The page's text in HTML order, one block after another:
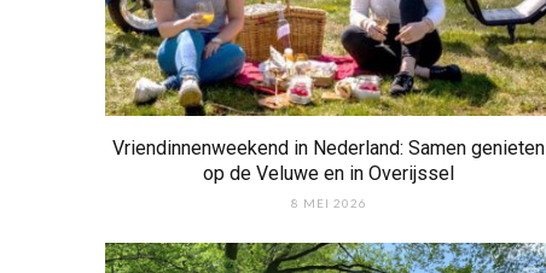
Vriendinnenweekend in Nederland: Samen genieten
op de Veluwe en in Overijssel
8 MEI 2026